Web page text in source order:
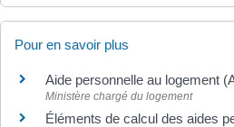
Pour en savoir plus
Aide personnelle au logement
Ministère chargé du logement
Éléments de calcul des aides